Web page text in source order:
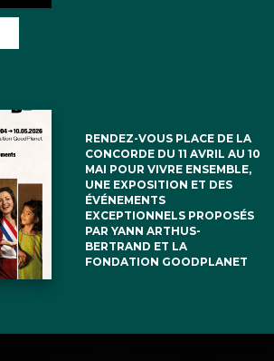
RENDEZ-VOUS PLACE DE LA
CONCORDE DU 11 AVRIL AU 10
MAI POUR VIVRE ENSEMBLE,
UNE EXPOSITION ET DES
ÉVÉNEMENTS
EXCEPTIONNELS PROPOSÉS
PAR YANN ARTHUS-
BERTRAND ET LA
FONDATION GOODPLANET